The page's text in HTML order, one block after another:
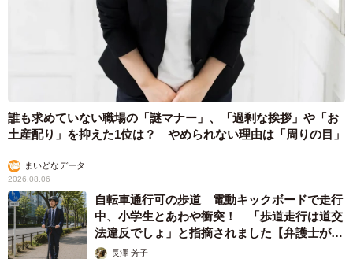
誰も求めていない職場の「謎マナー」、「過剰な挨拶」や「お
土産配り」を抑えた1位は？ やめられない理由は「周りの目」
まいどなデータ
2026.08.06
自転車通行可の歩道 電動キックボードで走行
中、小学生とあわや衝突！ 「歩道走行は道交
法違反でしょ」と指摘されました【弁護士が解
説】長澤 芳子